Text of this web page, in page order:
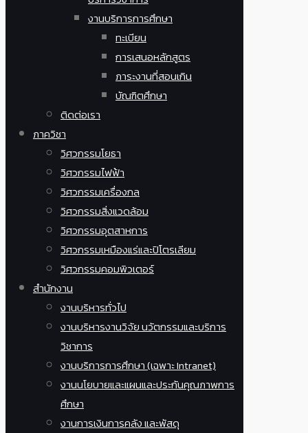
งานบริการการศึกษา
ทะเบียน
การเสนอหลักสูตร
ภาระงานที่สอนเกิน
บัณฑิตศึกษา
ติดต่อเรา
ภาควิชา
วิศวกรรมโยธา
วิศวกรรมไฟฟ้า
วิศวกรรมเครื่องกล
วิศวกรรมสิ่งแวดล้อม
วิศวกรรมอุตสาหการ
วิศวกรรมเหมืองแร่และปิโตรเลียม
วิศวกรรมคอมพิวเตอร์
สำนักงาน
งานบริหารทั่วไป
งานบริหารงานวิจัย นวัตกรรมและบริการ
วิชาการ
งานบริการการศึกษา (เฉพาะ Intranet)
งานนโยบายและแผนและประกันคุณภาพการ
ศึกษา
งานการเงินการคลัง และพัสดุ